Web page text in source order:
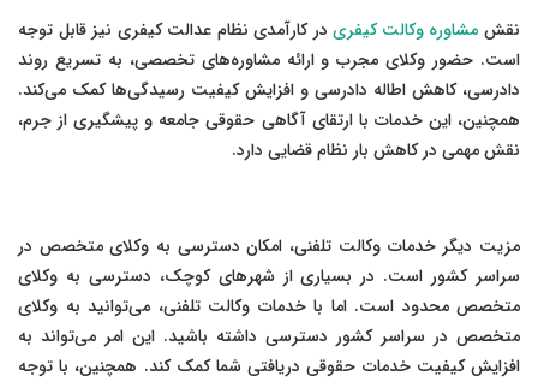
نقش مشاوره وکالت کیفریدر کارآمدی نظام عدالت کیفری نیز قابل توجه
است. حضور وکلای مجرب و ارائه مشاوره‌های تخصصی، به تسریع روند
دادرسی، کاهش اطاله دادرسی و افزایش کیفیت رسیدگی‌ها کمک می‌کند.
همچنین، این خدمات با ارتقای آگاهی حقوقی جامعه و پیشگیری از جرم،
نقش مهمی در کاهش بار نظام قضایی دارد.
مزیت دیگر خدمات وکالت تلفنی، امکان دسترسی به وکلای متخصص در
سراسر کشور است. در بسیاری از شهرهای کوچک، دسترسی به وکلای
متخصص محدود است. اما با خدمات وکالت تلفنی، می‌توانید به وکلای
متخصص در سراسر کشور دسترسی داشته باشید. این امر می‌تواند به
افزایش کیفیت خدمات حقوقی دریافتی شما کمک کند. همچنین، با توجه